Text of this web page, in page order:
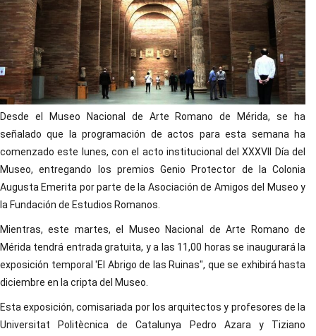
Desde el Museo Nacional de Arte Romano de Mérida, se ha
señalado que la programación de actos para esta semana ha
comenzado este lunes, con el acto institucional del XXXVII Día del
Museo, entregando los premios Genio Protector de la Colonia
Augusta Emerita por parte de la Asociación de Amigos del Museo y
la Fundación de Estudios Romanos.
Mientras, este martes, el Museo Nacional de Arte Romano de
Mérida tendrá entrada gratuita, y a las 11,00 horas se inaugurará la
exposición temporal 'El Abrigo de las Ruinas", que se exhibirá hasta
diciembre en la cripta del Museo.
Esta exposición, comisariada por los arquitectos y profesores de la
Universitat Politècnica de Catalunya Pedro Azara y Tiziano